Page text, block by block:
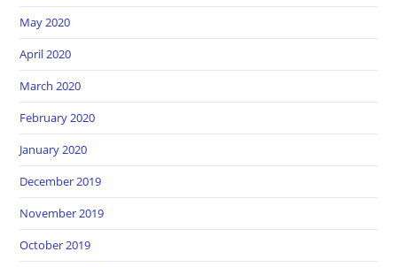
May 2020
April 2020
March 2020
February 2020
January 2020
December 2019
November 2019
October 2019